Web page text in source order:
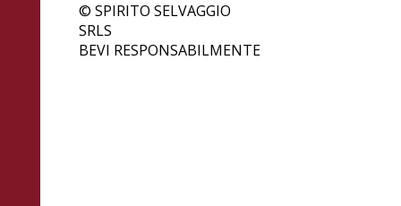
© SPIRITO SELVAGGIO
BEVI RESPONSABILMENTE